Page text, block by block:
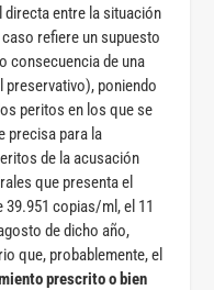
entre la situación
refiere un supuesto
consecuencia de una
preservativo), poniendo
peritos en los que se
precisa para la
de la acusación
que presenta el
39.951 copias/ml, el 11
de dicho año,
que, probablemente, el
prescrito o bien